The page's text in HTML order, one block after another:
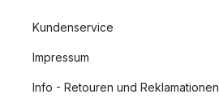
Kundenservice
Impressum
Info - Retouren und Reklamationen